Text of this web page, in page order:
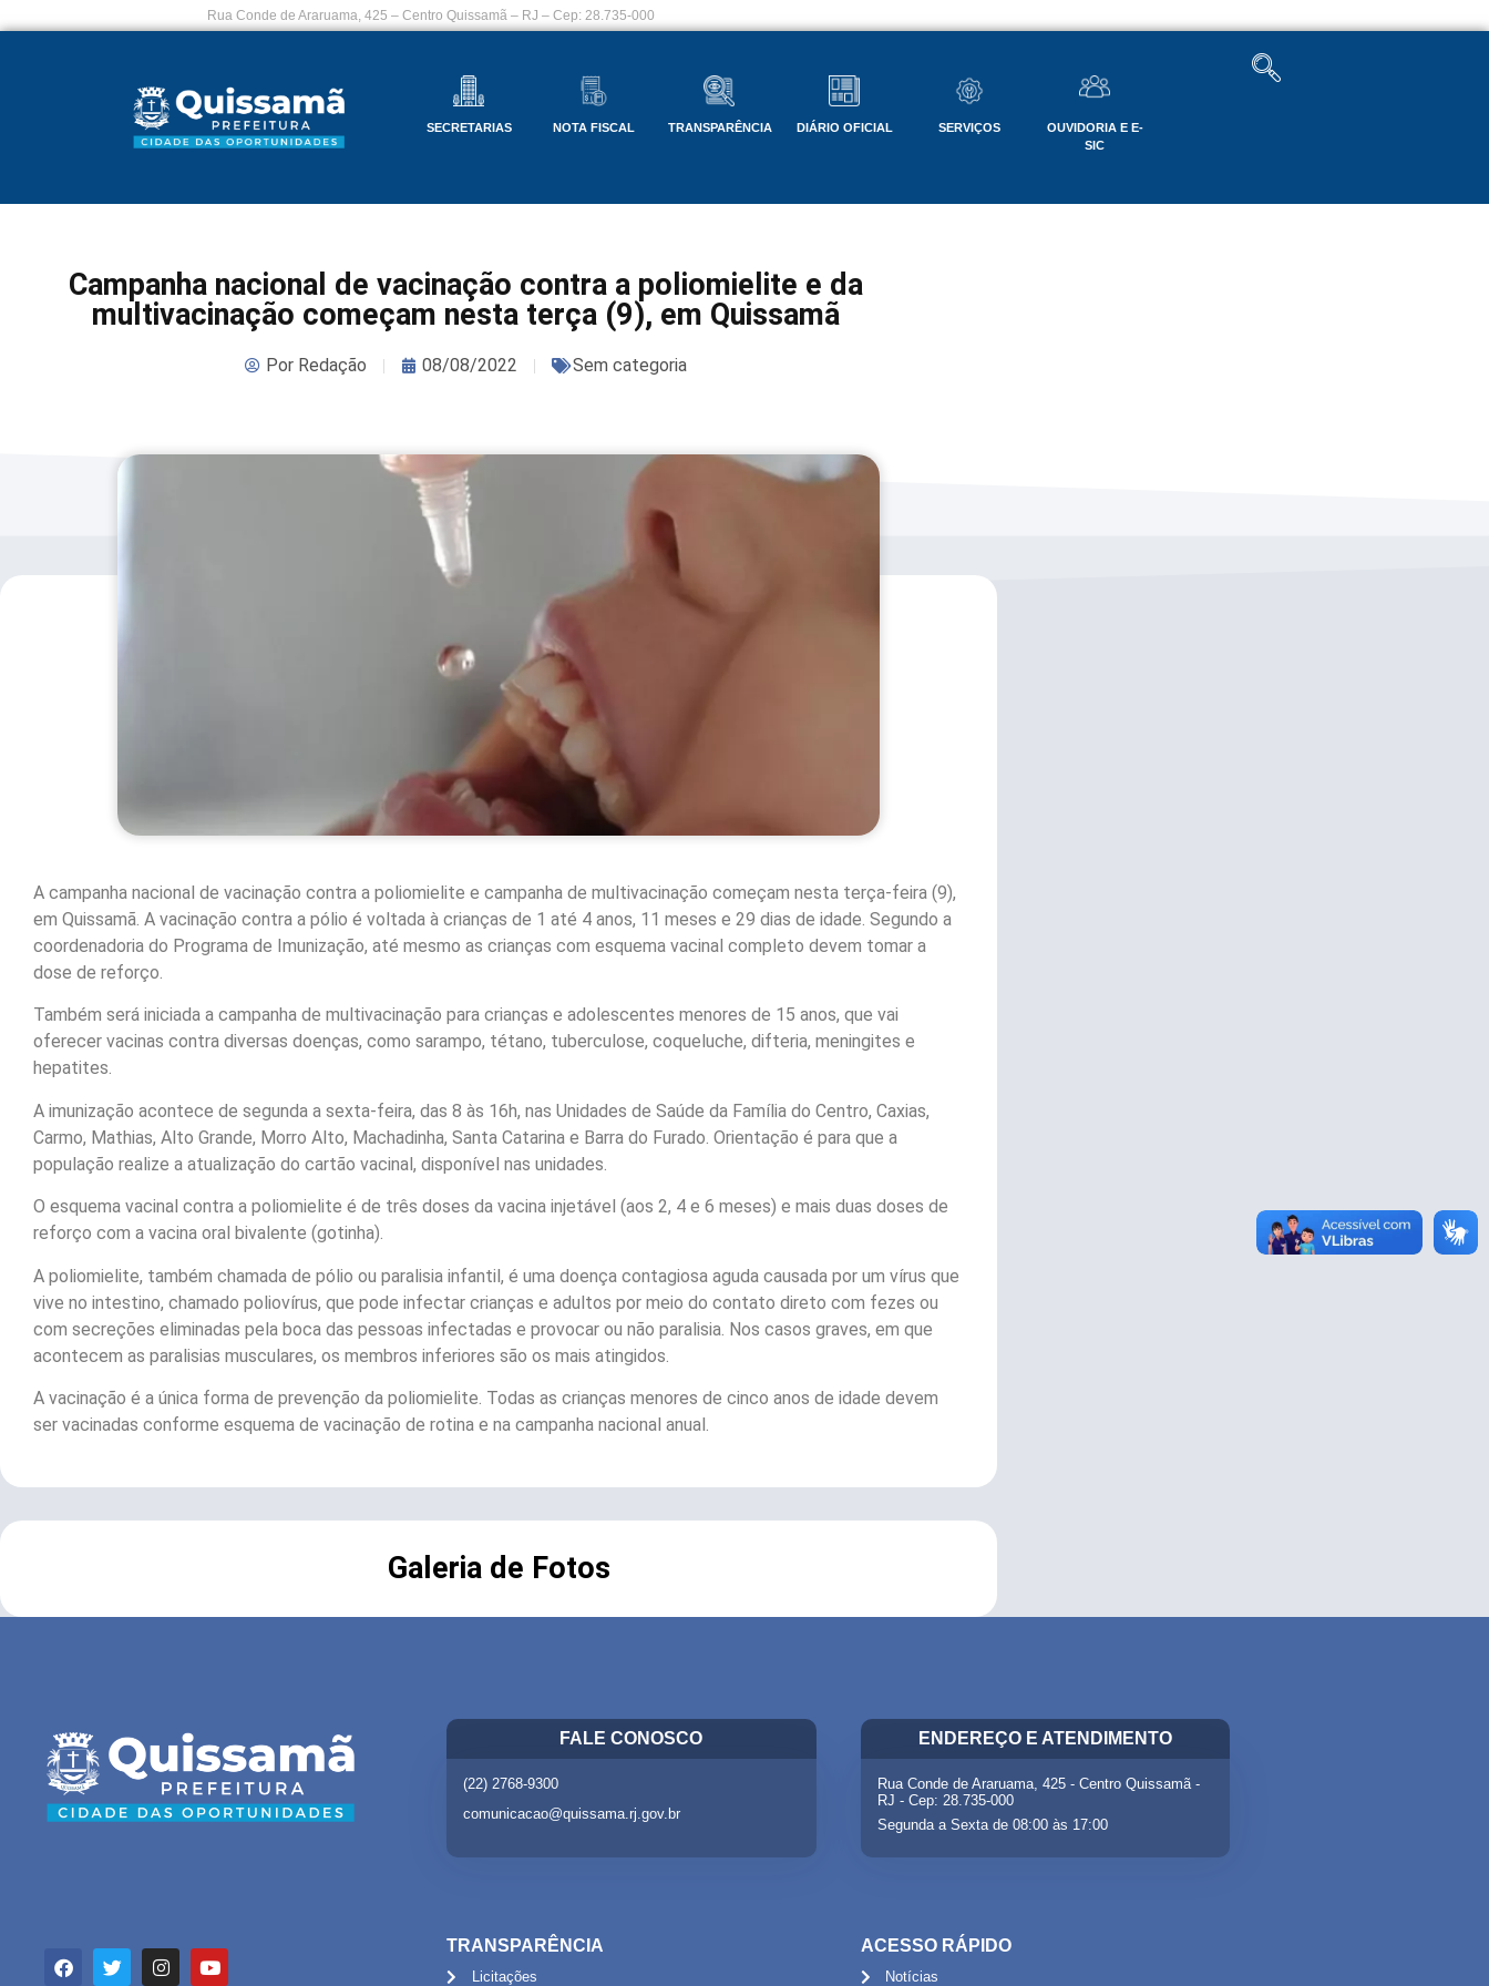
Rua Conde de Araruama, 425 – Centro Quissamã – RJ – Cep: 28.735-000
SECRETARIAS NOTA FISCAL TRANSPARÊNCIA DIÁRIO OFICIAL SERVIÇOS
OUVIDORIA E E-
SIC
Campanha nacional de vacinação contra a poliomielite e da
multivacinação começam nesta terça (9), em Quissamã
PorRedação 08/08/2022 Sem categoria
A campanha nacional de vacinação contra a poliomielite e campanha de multivacinação começam nesta terça-feira (9),
em Quissamã. A vacinação contra a pólio é voltada à crianças de 1 até 4 anos, 11 meses e 29 dias de idade. Segundo a
coordenadoria do Programa de Imunização, até mesmo as crianças com esquema vacinal completo devem tomar a
dose de reforço.
Também será iniciada a campanha de multivacinação para crianças e adolescentes menores de 15 anos, que vai
oferecer vacinas contra diversas doenças, como sarampo, tétano, tuberculose, coqueluche, difteria, meningites e
hepatites.
A imunização acontece de segunda a sexta-feira, das 8 às 16h, nas Unidades de Saúde da Família do Centro, Caxias,
Carmo, Mathias, Alto Grande, Morro Alto, Machadinha, Santa Catarina e Barra do Furado. Orientação é para que a
população realize a atualização do cartão vacinal, disponível nas unidades.
O esquema vacinal contra a poliomielite é de três doses da vacina injetável (aos 2, 4 e 6 meses) e mais duas doses de
reforço com a vacina oral bivalente (gotinha).
A poliomielite, também chamada de pólio ou paralisia infantil, é uma doença contagiosa aguda causada por um vírus que
vive no intestino, chamado poliovírus, que pode infectar crianças e adultos por meio do contato direto com fezes ou
com secreções eliminadas pela boca das pessoas infectadas e provocar ou não paralisia. Nos casos graves, em que
acontecem as paralisias musculares, os membros inferiores são os mais atingidos.
A vacinação é a única forma de prevenção da poliomielite. Todas as crianças menores de cinco anos de idade devem
ser vacinadas conforme esquema de vacinação de rotina e na campanha nacional anual.
Galeria de Fotos
FALE CONOSCO
(22) 2768-9300
comunicacao@quissama.rj.gov.br
ENDEREÇO E ATENDIMENTO
Rua Conde de Araruama, 425 - Centro Quissamã -
RJ - Cep: 28.735-000
Segunda a Sexta de 08:00 às 17:00
TRANSPARÊNCIA
Licitações
ACESSO RÁPIDO
Notícias